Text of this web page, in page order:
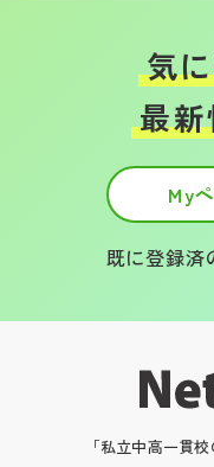
気
最
My
既に登録済
「私立中高一貫